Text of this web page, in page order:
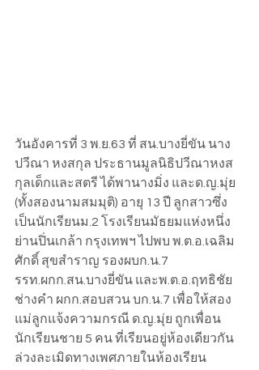
วันอังคารที่ 3 พ.ย.63 ที่ สน.บางยี่ขัน นาง
ปวีณา หงสกุล ประธานมูลนิธิปวีณาหงส
กุลเด็กและสตรี ได้พานางมิ่ง และด.ญ.มุ่ย
(ทั้งสองนามสมมุติ) อายุ 13 ปี ลูกสาวซึ่ง
เป็นนักเรียนม.2 โรงเรียนมัธยมแห่งหนึ่ง
ย่านปิ่นเกล้า กรุงเทพฯ ไปพบ พ.ต.อ.เฉลิม
ศักดิ์ สุขสำราญ รองผบก.น.7
รรท.ผกก.สน.บางยี่ขัน และพ.ต.อ.ฤทธิชัย
ช่างคำ ผกก.สอบสวน บก.น.7 เพื่อให้สอง
แม่ลูกแจ้งความกรณี ด.ญ.มุ่ย ถูกเพื่อน
นักเรียนชาย 5 คน ที่เรียนอยู่ห้องเดียวกัน
ล่วงละเมิดทางเพศภายในห้องเรียน